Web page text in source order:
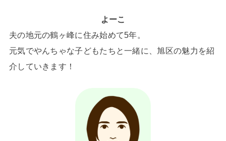
よーこ
夫の地元の鶴ヶ峰に住み始めて5年。
元気でやんちゃな子どもたちと一緒に、旭区の魅力を紹
介していきます！